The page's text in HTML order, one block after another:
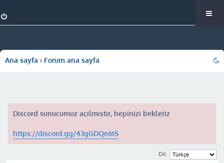
Ana sayfa Forum ana sayfa
Discord sunucumuz açılmıştır, hepinizi bekleriz
https://discord.gg/43gGDQe6tS
Dil: